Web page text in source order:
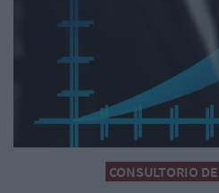
CONSULTORIO